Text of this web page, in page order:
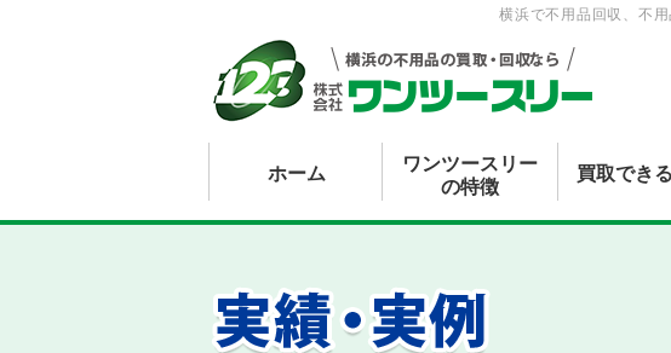
横浜で不用品回収、不
ホーム
ワンツースリー
の特徴
買取でき